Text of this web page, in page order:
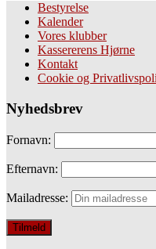
Bestyrelse
Kalender
Vores klubber
Kassererens Hjørne
Kontakt
Cookie og
Nyhedsbrev
Fornavn:
Efternavn:
Mailadresse: